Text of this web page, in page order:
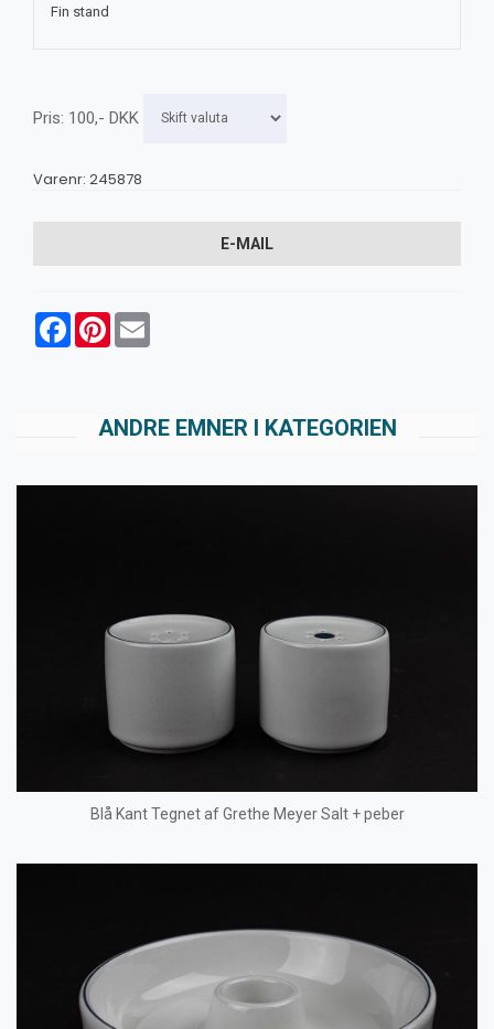
Fin stand
Pris: 100,- DKK
Varenr: 245878
E-MAIL
FacebookPinterest
ANDRE EMNER I KATEGORIEN
Blå Kant Tegnet af Grethe Meyer Salt + peber